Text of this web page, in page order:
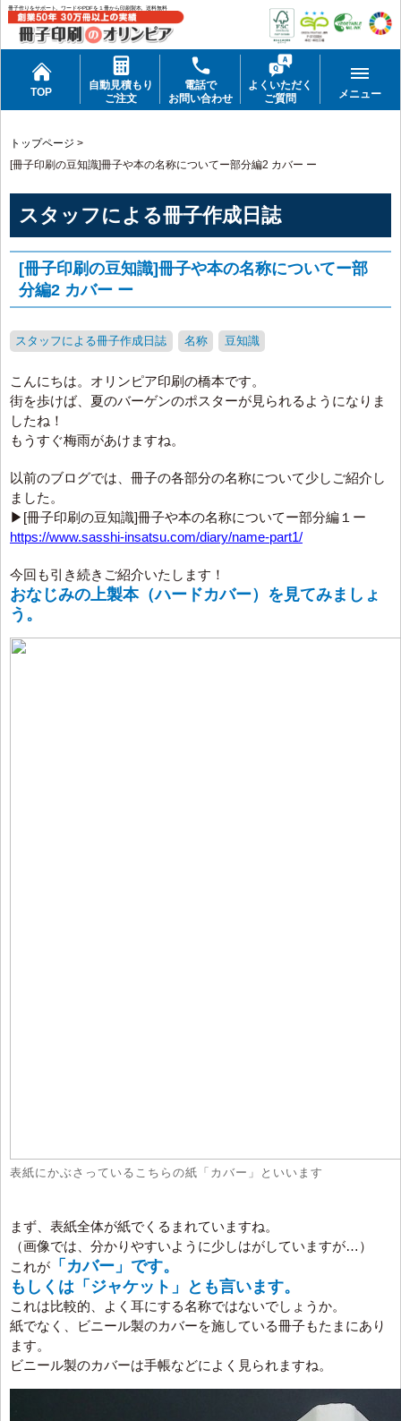
冊子作りをサポート。ワードやPDFを１冊から印刷製本。送料無料
TOP
自動見積もり
ご注文
電話で
お問い合わせ
よくいただく
ご質問
メニュー
トップページ >
[冊子印刷の豆知識]冊子や本の名称についてー部分編2 カバー ー
スタッフによる冊子作成日誌
[冊子印刷の豆知識]冊子や本の名称についてー部
分編2 カバー ー
スタッフによる冊子作成日誌 名称 豆知識
こんにちは。オリンピア印刷の橋本です。
街を歩けば、夏のバーゲンのポスターが見られるようになりま
したね！
もうすぐ梅雨があけますね。
以前のブログでは、冊子の各部分の名称について少しご紹介し
ました。
▶[冊子印刷の豆知識]冊子や本の名称についてー部分編１ー
https://www.sasshi-insatsu.com/diary/name-part1/
今回も引き続きご紹介いたします！
おなじみの上製本（ハードカバー）を見てみましょ
う。
表紙にかぶさっているこちらの紙「カバー」といいます
まず、表紙全体が紙でくるまれていますね。
（画像では、分かりやすいように少しはがしていますが…）
これが 「カバー」です。
もしくは「ジャケット」とも言います。
これは比較的、よく耳にする名称ではないでしょうか。
紙でなく、ビニール製のカバーを施している冊子もたまにあり
ます。
ビニール製のカバーは手帳などによく見られますね。